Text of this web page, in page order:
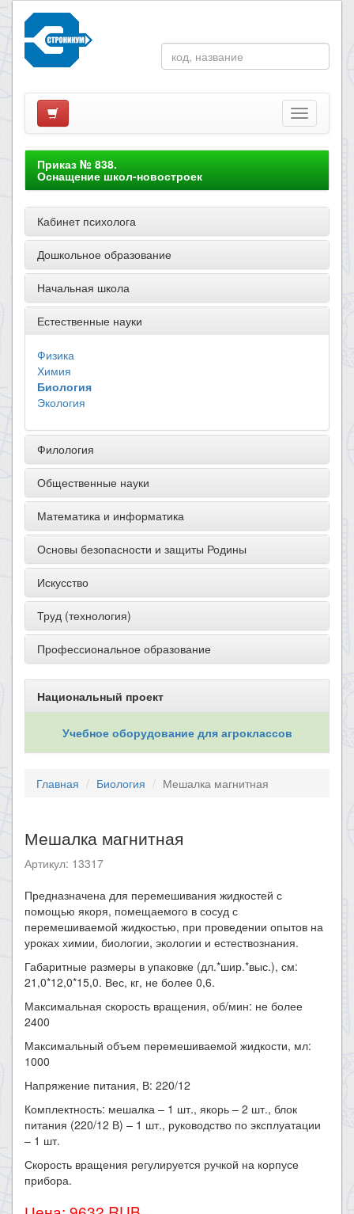
Приказ № 838.
Оснащение школ-новостроек
Кабинет психолога
Дошкольное образование
Начальная школа
Естественные науки
Физика
Химия
Биология
Экология
Филология
Общественные науки
Математика и информатика
Основы безопасности и защиты Родины
Искусство
Труд (технология)
Профессиональное образование
Национальный проект
Учебное оборудование для агроклассов
Главная Биология Мешалка магнитная
Мешалка магнитная
Артикул: 13317
Предназначена для перемешивания жидкостей с
помощью якоря, помещаемого в сосуд с
перемешиваемой жидкостью, при проведении опытов на
уроках химии, биологии, экологии и естествознания.
Габаритные размеры в упаковке (дл.*шир.*выс.), см:
21,0*12,0*15,0. Вес, кг, не более 0,6.
Максимальная скорость вращения, об/мин: не более
2400
Максимальный объем перемешиваемой жидкости, мл:
1000
Напряжение питания, В: 220/12
Комплектность: мешалка – 1 шт., якорь – 2 шт., блок
питания (220/12 В) – 1 шт., руководство по эксплуатации
– 1 шт.
Скорость вращения регулируется ручкой на корпусе
прибора.​